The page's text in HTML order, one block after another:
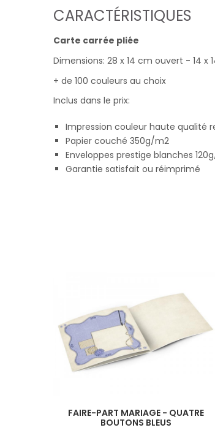
CARACTÉRISTIQUES
Carte carrée pliée
Dimensions: 28 x 14 cm ouvert - 14 x
+ de 100 couleurs au choix
Inclus dans le prix:
Impression couleur haute qualité
Papier couché 350g/m2
Enveloppes prestige blanches
Garantie satisfait ou réimprimé
FAIRE-PART MARIAGE - QUATRE
BOUTONS BLEUS